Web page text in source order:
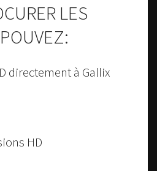
LES
directement à Gallix
HD